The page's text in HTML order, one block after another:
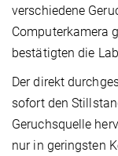
verschiedene
Computerkamera
bestätigten die
Der direkt
sofort den
Geruchsquelle
nur in geringsten